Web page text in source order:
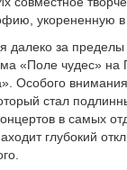
укорененную в
далеко за
«Поле чудес»
Особого
стал
в самых
глубокий